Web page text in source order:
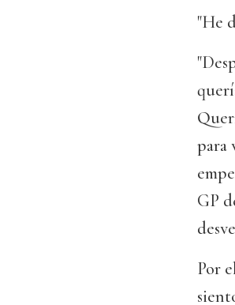
"He
para
GP
Por